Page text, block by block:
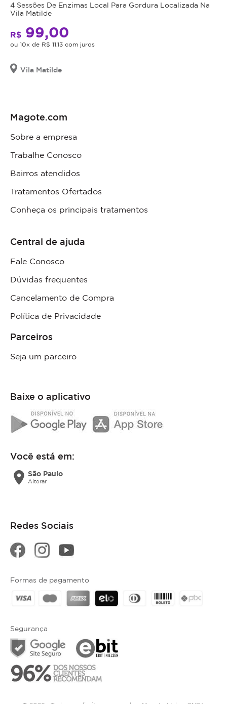
4 Sessões De Enzimas Local Para Gordura Localizada Na
Vila Matilde
R$ 99,00
ou 10x de R$ 11,13 com juros
Vila Matilde
Magote.com
Sobre a empresa
Trabalhe Conosco
Bairros atendidos
Tratamentos Ofertados
Conheça os principais tratamentos
Central de ajuda
Fale Conosco
Dúvidas frequentes
Cancelamento de Compra
Política de Privacidade
Parceiros
Seja um parceiro
Baixe o aplicativo
Você está em:
location_on São Paulo
Alterar
Redes Sociais
Segurança
Formas de pagamento